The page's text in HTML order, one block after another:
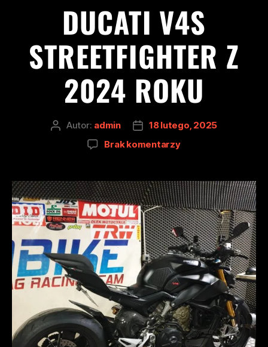
DUCATI V4S
STREETFIGHTER Z
2024 ROKU
Autor: admin
18 lutego, 2025
Brak komentarzy